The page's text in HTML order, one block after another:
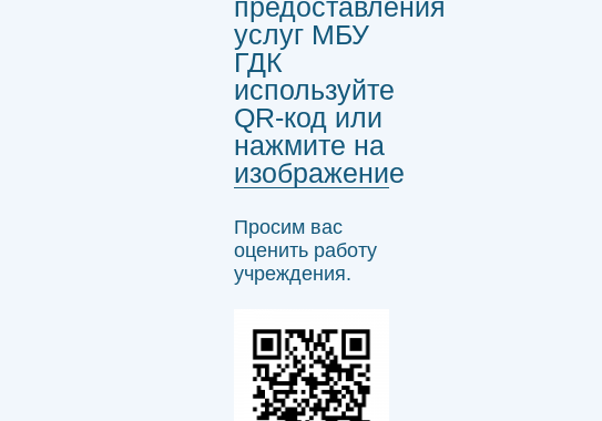
предоставления
услуг МБУ
ГДК
используйте
QR-код или
нажмите на
изображение
Просим вас
оценить работу
учреждения.